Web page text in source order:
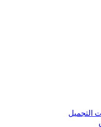
التجميل